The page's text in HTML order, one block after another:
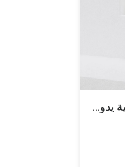
مجموعة عدادات تسبيح رقمية يدوية